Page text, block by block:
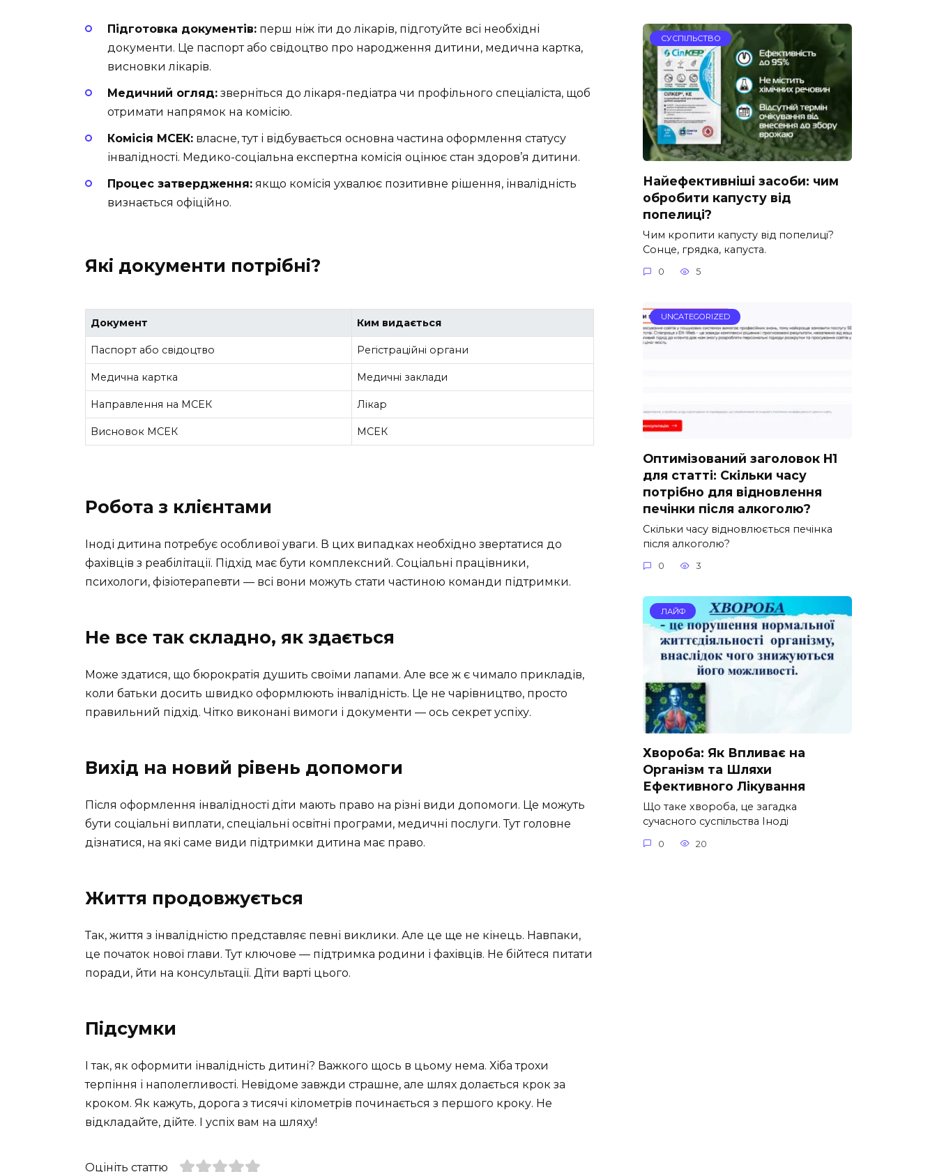
Підготовка документів: перш ніж іти до лікарів, підготуйте всі необхідні
документи. Це паспорт або свідоцтво про народження дитини, медична картка,
висновки лікарів.
Медичний огляд: зверніться до лікаря-педіатра чи профільного спеціаліста, щоб
отримати напрямок на комісію.
Комісія МСЕК: власне, тут і відбувається основна частина оформлення статусу
інвалідності. Медико-соціальна експертна комісія оцінює стан здоров’я дитини.
Процес затвердження: якщо комісія ухвалює позитивне рішення, інвалідність
визнається офіційно.
Які документи потрібні?
Документ Ким видається
Паспорт або свідоцтво Регістраційні органи
Медична картка Медичні заклади
Направлення на МСЕК Лікар
Висновок МСЕК МСЕК
Робота з клієнтами
Іноді дитина потребує особливої уваги. В цих випадках необхідно звертатися до
фахівців з реабілітації. Підхід має бути комплексний. Соціальні працівники,
психологи, фізіотерапевти — всі вони можуть стати частиною команди підтримки.
Не все так складно, як здається
Може здатися, що бюрократія душить своїми лапами. Але все ж є чимало прикладів,
коли батьки досить швидко оформлюють інвалідність. Це не чарівництво, просто
правильний підхід. Чітко виконані вимоги і документи — ось секрет успіху.
Вихід на новий рівень допомоги
Після оформлення інвалідності діти мають право на різні види допомоги. Це можуть
бути соціальні виплати, спеціальні освітні програми, медичні послуги. Тут головне
дізнатися, на які саме види підтримки дитина має право.
Життя продовжується
Так, життя з інвалідністю представляє певні виклики. Але це ще не кінець. Навпаки,
це початок нової глави. Тут ключове — підтримка родини і фахівців. Не бійтеся питати
поради, йти на консультації. Діти варті цього.
Підсумки
І так, як оформити інвалідність дитині? Важкого щось в цьому нема. Хіба трохи
терпіння і наполегливості. Невідоме завжди страшне, але шлях долається крок за
кроком. Як кажуть, дорога з тисячі кілометрів починається з першого кроку. Не
відкладайте, дійте. І успіх вам на шляху!
Оцініть статтю
СУСПІЛЬСТВО
Найефективніші засоби: чим
обробити капусту від
попелиці?
Чим кропити капусту від попелиці?
Сонце, грядка, капуста.
0 5
UNCATEGORIZED
Оптимізований заголовок H1
для статті: Скільки часу
потрібно для відновлення
печінки після алкоголю?
Скільки часу відновлюється печінка
після алкоголю?
0 3
ЛАЙФ
Хвороба: Як Впливає на
Організм та Шляхи
Ефективного Лікування
Що таке хвороба, це загадка
сучасного суспільства Іноді
0 20